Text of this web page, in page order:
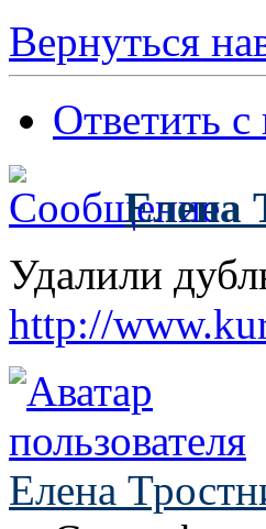
Вернуться
Ответить с
Елена
Удалили
http://
Елена